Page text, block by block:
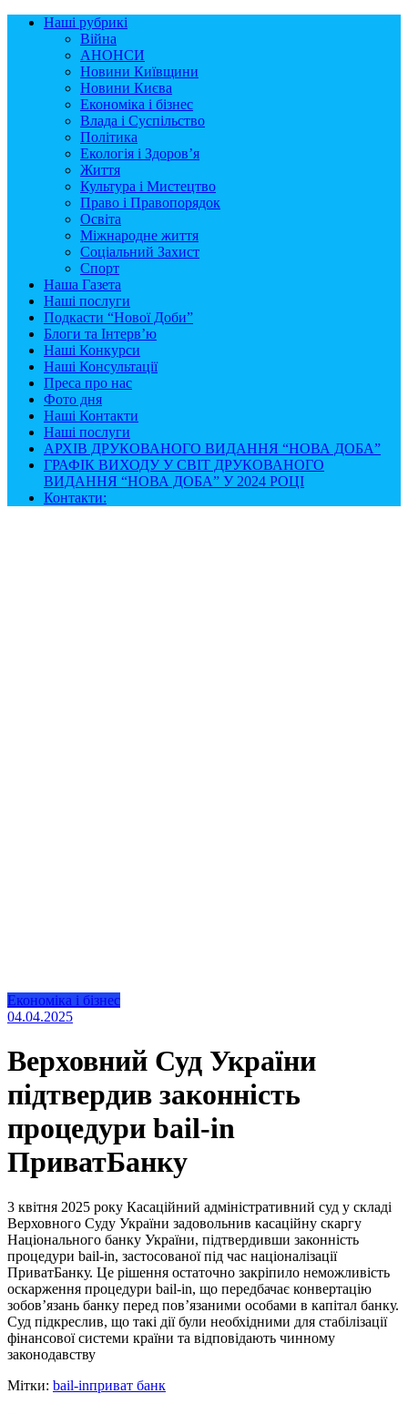
Наші рубрикі
Війна
АНОНСИ
Новини Київщини
Новини Києва
Економіка і бізнес
Влада і Суспільство
Політика
Екологія і Здоров’я
Життя
Культура і Мистецтво
Право і Правопорядок
Освіта
Міжнародне життя
Соціальний Захист
Спорт
Наша Газета
Наші послуги
Подкасти “Нової Доби”
Блоги та Інтерв’ю
Наші Конкурси
Наші Консультації
Преса про нас
Фото дня
Наші Контакти
Наші послуги
АРХІВ ДРУКОВАНОГО ВИДАННЯ “НОВА ДОБА”
ГРАФІК ВИХОДУ У СВІТ ДРУКОВАНОГО
ВИДАННЯ “НОВА ДОБА” У 2024 РОЦІ
Контакти:
Економіка і бізнес
04.04.2025
Верховний Суд України
підтвердив законність
процедури bail-in
ПриватБанку
3 квітня 2025 року Касаційний адміністративний суд у складі
Верховного Суду України задовольнив касаційну скаргу
Національного банку України, підтвердивши законність
процедури bail-in, застосованої під час націоналізації
ПриватБанку. Це рішення остаточно закріпило неможливість
оскарження процедури bail-in, що передбачає конвертацію
зобов’язань банку перед пов’язаними особами в капітал банку.
Суд підкреслив, що такі дії були необхідними для стабілізації
фінансової системи країни та відповідають чинному
законодавству
Мітки: bail-inприват банк